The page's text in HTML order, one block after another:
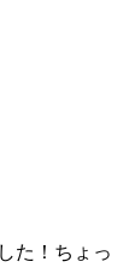
た！ちょっ